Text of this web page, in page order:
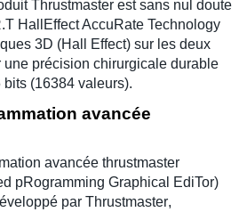
Thrustmaster est sans nul doute
HallEffect AccuRate Technology
3D (Hall Effect) sur les deux
une précision chirurgicale durable
(16384 valeurs).
avancée
avancée thrustmaster
pRogramming Graphical EdiTor)
par Thrustmaster,